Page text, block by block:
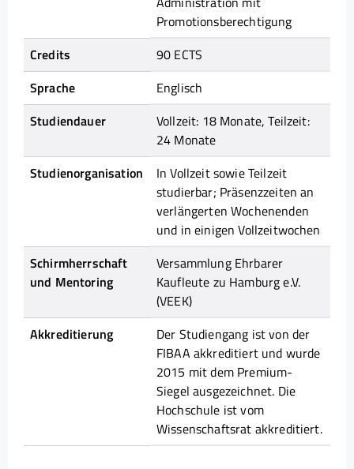
Promotionsberechtigung
Credits
90 ECTS
Sprache
Englisch
Studiendauer
Vollzeit: 18 Monate, Teilzeit:
24 Monate
Studienorganisation
In Vollzeit sowie Teilzeit
studierbar; Präsenzzeiten an
verlängerten Wochenenden
und in einigen Vollzeitwochen
Schirmherrschaft
und Mentoring
Versammlung Ehrbarer
Kaufleute zu Hamburg e.V.
(VEEK)
Akkreditierung
Der Studiengang ist von der
FIBAA akkreditiert und wurde
2015 mit dem Premium-
Siegel ausgezeichnet. Die
Hochschule ist vom
Wissenschaftsrat akkreditiert.